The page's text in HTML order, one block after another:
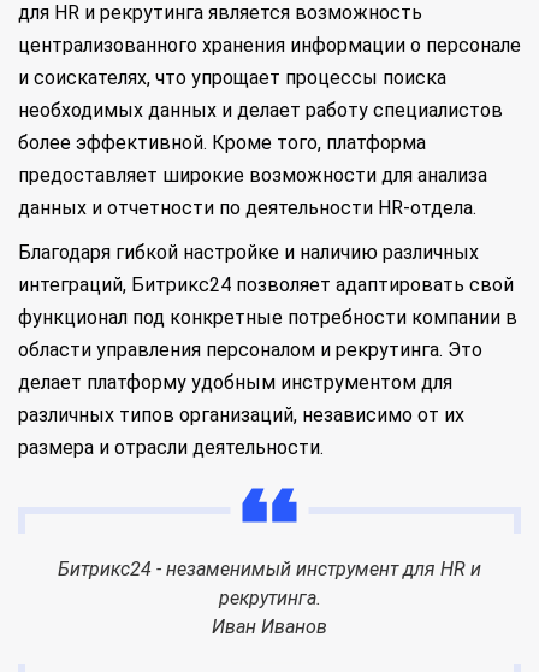
для HR и рекрутинга является возможность
централизованного хранения информации о персонале
и соискателях, что упрощает процессы поиска
необходимых данных и делает работу специалистов
более эффективной. Кроме того, платформа
предоставляет широкие возможности для анализа
данных и отчетности по деятельности HR-отдела.
Благодаря гибкой настройке и наличию различных
интеграций, Битрикс24 позволяет адаптировать свой
функционал под конкретные потребности компании в
области управления персоналом и рекрутинга. Это
делает платформу удобным инструментом для
различных типов организаций, независимо от их
размера и отрасли деятельности.
Битрикс24 - незаменимый инструмент для HR и
рекрутинга.
Иван Иванов